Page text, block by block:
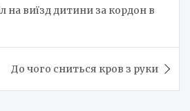
на виїзд дитини за кордон в
До чого сниться кров з руки